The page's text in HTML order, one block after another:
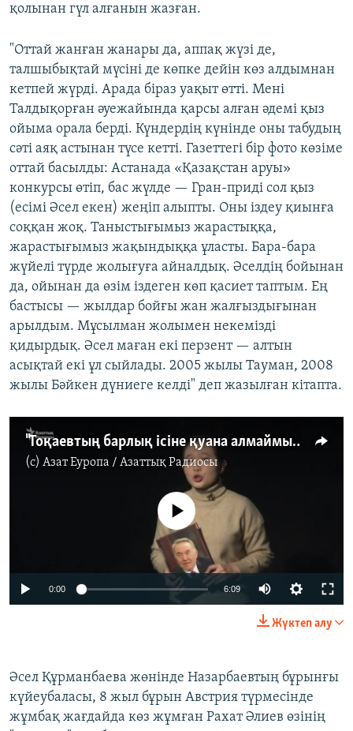
қолынан гүл алғанын жазған.
"Оттай жанған жанары да, аппақ жүзі де,
талшыбықтай мүсіні де көпке дейін көз алдымнан
кетпей жүрді. Арада біраз уақыт өтті. Мені
Талдықорған әуежайында қарсы алған әдемі қыз
ойыма орала берді. Күндердің күнінде оны табудың
сәті аяқ астынан түсе кетті. Газеттегі бір фото көзіме
оттай басылды: Астанада «Қазақстан аруы»
конкурсы өтіп, бас жүлде — Гран-приді сол қыз
(есімі Әсел екен) жеңіп алыпты. Оны іздеу қиынға
соққан жоқ. Таныстығымыз жарастыққа,
жарастығымыз жақындыққа ұласты. Бара-бара
жүйелі түрде жолығуға айналдық. Әселдің бойынан
да, ойынан да өзім іздеген көп қасиет таптым. Ең
бастысы — жылдар бойғы жан жалғыздығынан
арылдым. Мұсылман жолымен некемізді
қидырдық. Әсел маған екі перзент — алтын
асықтай екі ұл сыйлады. 2005 жылы Тауман, 2008
жылы Бәйкен дүниеге келді" деп жазылған кітапта.
"Тоқаевтың барлық ісіне қуана алмаймын". Назарбаев мемуарында не айтты?
(c) Азат Еуропа / Азаттық Радиосы
720p
No media source currently available
0:00 6:09
480p
720p
Жүктеп алу
Әсел Құрманбаева жөнінде Назарбаевтың бұрынғы
күйеубаласы, 8 жыл бұрын Австрия түрмесінде
жұмбақ жағдайда көз жұмған Рахат Әлиев өзінің